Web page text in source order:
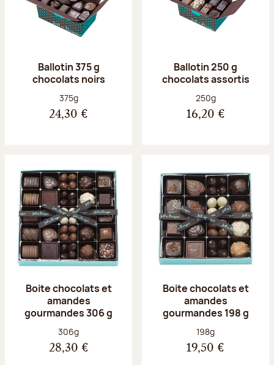
Ballotin 375 g
chocolats noirs
Poids net :
375g
24,30 €
Ballotin 250 g
chocolats assortis
Poids net :
250g
16,20 €
Boite chocolats et
amandes
gourmandes 306 g
Poids net :
306g
28,30 €
Boite chocolats et
amandes
gourmandes 198 g
Poids net :
198g
19,50 €